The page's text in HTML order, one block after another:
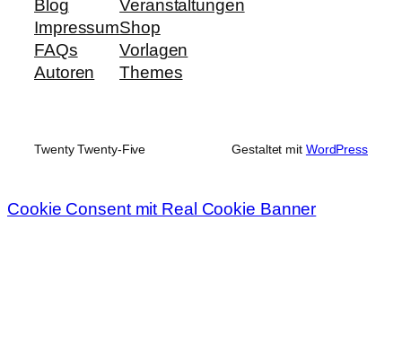
Blog
Impressum
FAQs
Autoren
Veranstaltungen
Shop
Vorlagen
Themes
Twenty Twenty-Five Gestaltet mit WordPress
Cookie Consent mit Real Cookie Banner